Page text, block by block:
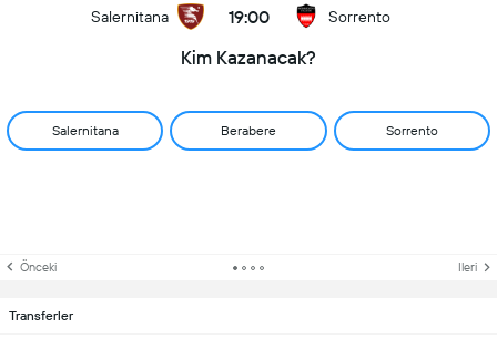
Salernitana 19:00 Sorrento
Kim Kazanacak?
Salernitana Berabere Sorrento
Önceki Ileri
Transferler